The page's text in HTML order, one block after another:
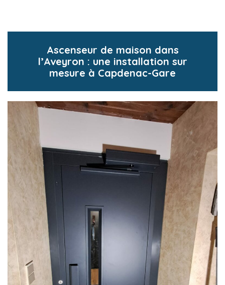
Ascenseur de maison dans
l’Aveyron : une installation sur
mesure à Capdenac-Gare